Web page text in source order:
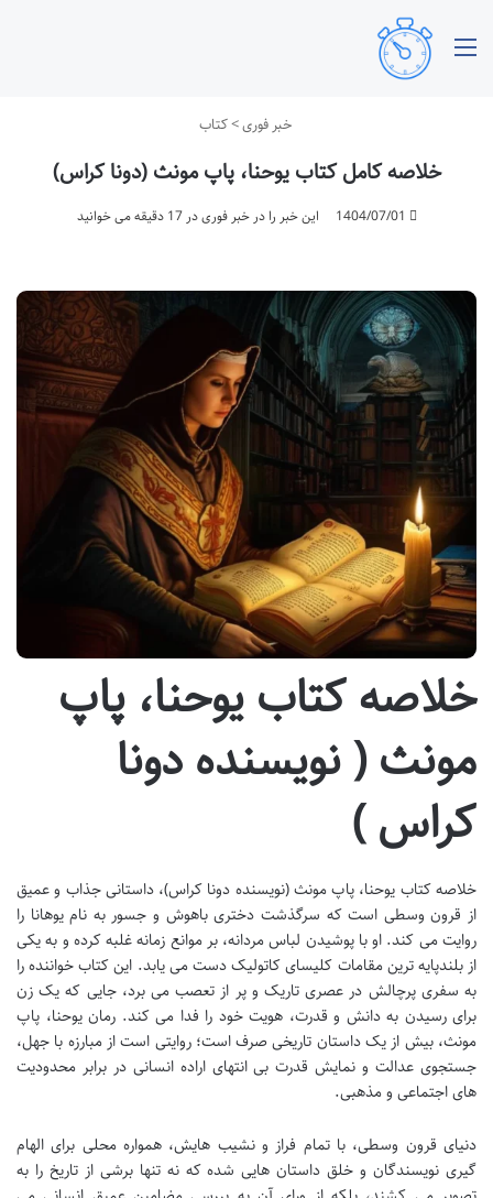
خبر فوری>کتاب
خلاصه کامل کتاب یوحنا، پاپ مونث (دونا کراس)
1404/07/01 این خبر را در خبر فوری در 17 دقیقه می خوانید
خلاصه کتاب یوحنا، پاپ
مونث ( نویسنده دونا
کراس )
خلاصه کتاب یوحنا، پاپ مونث (نویسنده دونا کراس)، داستانی جذاب و عمیق
از قرون وسطی است که سرگذشت دختری باهوش و جسور به نام یوهانا را
روایت می کند. او با پوشیدن لباس مردانه، بر موانع زمانه غلبه کرده و به یکی
از بلندپایه ترین مقامات کلیسای کاتولیک دست می یابد. این کتاب خواننده را
به سفری پرچالش در عصری تاریک و پر از تعصب می برد، جایی که یک زن
برای رسیدن به دانش و قدرت، هویت خود را فدا می کند. رمان یوحنا، پاپ
مونث، بیش از یک داستان تاریخی صرف است؛ روایتی است از مبارزه با جهل،
جستجوی عدالت و نمایش قدرت بی انتهای اراده انسانی در برابر محدودیت
های اجتماعی و مذهبی.
دنیای قرون وسطی، با تمام فراز و نشیب هایش، همواره محلی برای الهام
گیری نویسندگان و خلق داستان هایی شده که نه تنها برشی از تاریخ را به